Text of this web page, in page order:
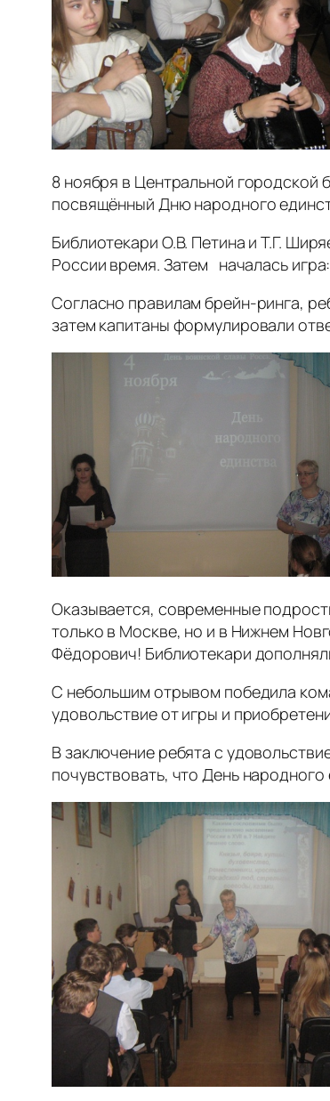
8 ноября в Центральной городской
посвящённый Дню народного
Библиотекари О.В. Петина и Т.Г.
России время. Затем началась
Согласно правилам брейн-ринга,
затем капитаны формулировали
Оказывается, современные
только в Москве, но и в Нижнем
Фёдорович! Библиотекари
С небольшим отрывом победила
удовольствие от игры и
В заключение ребята с
почувствовать, что День